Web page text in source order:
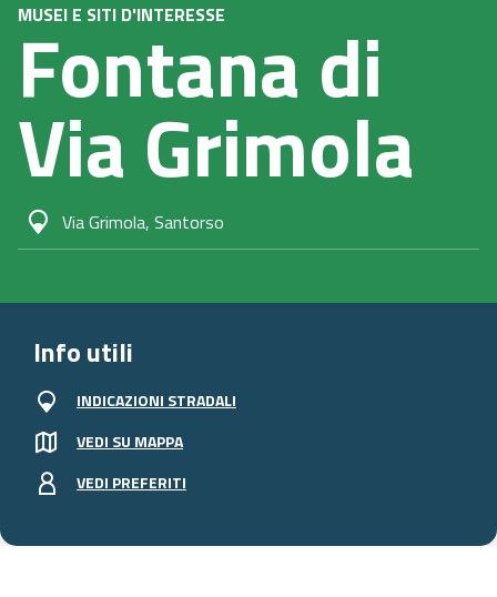
MUSEI E SITI D'INTERESSE
Fontana di
Via Grimola
Via Grimola, Santorso
Info utili
INDICAZIONI STRADALI
VEDI SU MAPPA
VEDI PREFERITI